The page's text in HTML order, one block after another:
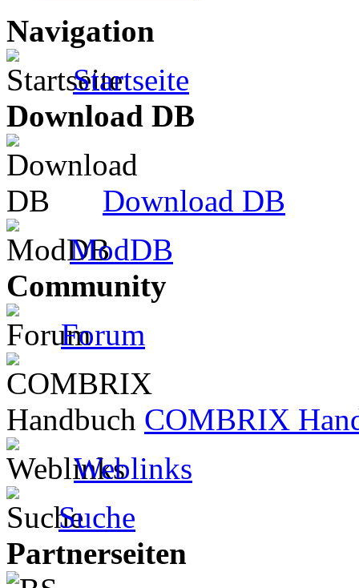
Navigation
Startseite
Download DB
Download DB
ModDB
Community
Forum
COMBRIX
Weblinks
Suche
Partnerseiten